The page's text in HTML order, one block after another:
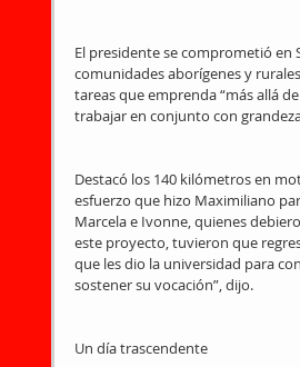
El presidente se comprometió
comunidades aborígenes y
tareas que emprenda “más allá
trabajar en conjunto con
Destacó los 140 kilómetros en
esfuerzo que hizo Maximiliano
Marcela e Ivonne, quienes
este proyecto, tuvieron que
que les dio la universidad para
sostener su vocación”, dijo.
Un día trascendente